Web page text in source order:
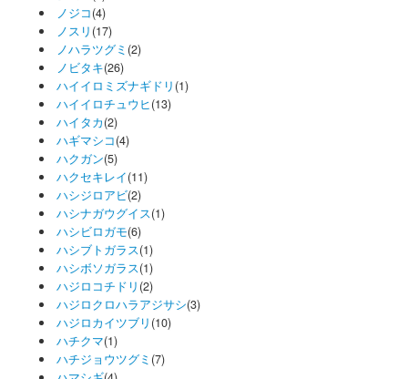
ノジコ(4)
ノスリ (17)
ノハラツグミ (2)
ノビタキ(26)
ハイイロミズナギドリ (1)
ハイイロチュウヒ(13)
ハイタカ(2)
ハギマシコ(4)
ハクガン(5)
ハクセキレイ(11)
ハシジロアビ(2)
ハシナガウグイス(1)
ハシビロガモ(6)
ハシブトガラス(1)
ハシボソガラス(1)
ハジロコチドリ (2)
ハジロクロハラアジサシ(3)
ハジロカイツブリ (10)
ハチクマ(1)
ハチジョウツグミ (7)